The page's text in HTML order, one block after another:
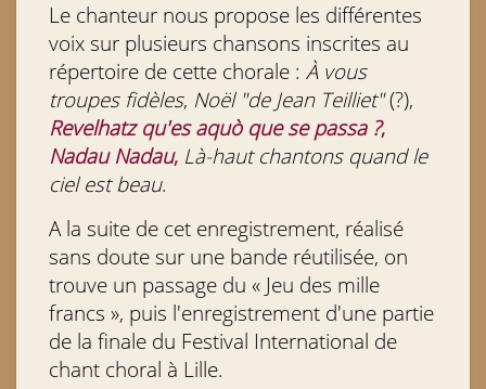
Le chanteur nous propose les différentes
voix sur plusieurs chansons inscrites au
répertoire de cette chorale : À vous
troupes fidèles, Noël "de Jean Teilliet"(?),
Revelhatz qu'es aquò que se passa ?,
Nadau Nadau, Là-haut chantons quand le
ciel est beau.
A la suite de cet enregistrement, réalisé
sans doute sur une bande réutilisée, on
trouve un passage du « Jeu des mille
francs », puis l'enregistrement d'une partie
de la finale du Festival International de
chant choral à Lille.